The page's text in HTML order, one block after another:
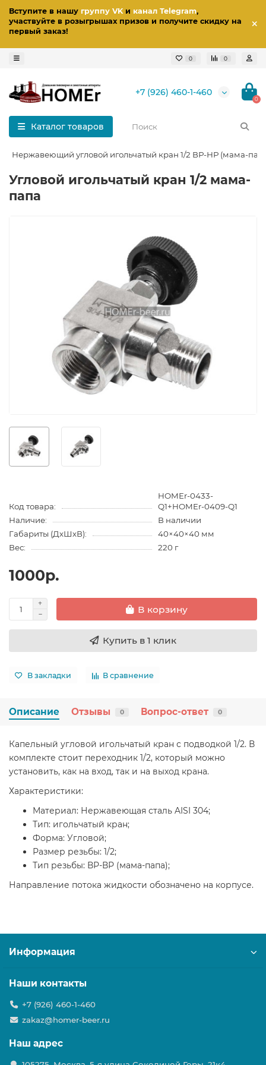
Вступите в нашу группу VKи канал Telegram,
участвуйте в розыгрышах призов и получите скидку на
первый заказ!
0 0
+7 (926) 460-1-460
0
Каталог товаров
Нержавеющий угловой игольчатый кран 1/2 ВР-НР (мама-
Угловой игольчатый кран 1/2 мама-
папа
Код товара:
HOMEr-0433-
Q1+HOMEr-0409-Q1
Наличие:
В наличии
Габариты (ДхШхВ):
40×40×40 мм
Вес:
220 г
1000р.
В корзину
Купить в 1 клик
В закладки В сравнение
Описание Отзывы 0 Вопрос-ответ 0
Капельный угловой игольчатый кран с подводкой 1/2. В
комплекте стоит переходник 1/2, который можно
установить, как на вход, так и на выход крана.
Характеристики:
Материал: Нержавеющая сталь AISI 304;
Тип: игольчатый кран;
Форма: Угловой;
Размер резьбы: 1/2;
Тип резьбы: ВР-ВР (мама-папа);
Направление потока жидкости обозначено на корпусе.
Информация
Наши контакты
+7 (926) 460-1-460
zakaz@homer-beer.ru
Наш адрес